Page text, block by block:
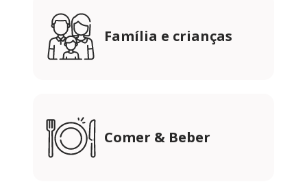
Família e crianças
Comer & Beber